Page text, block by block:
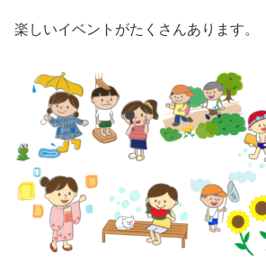
楽しいイベントがたくさんあります。